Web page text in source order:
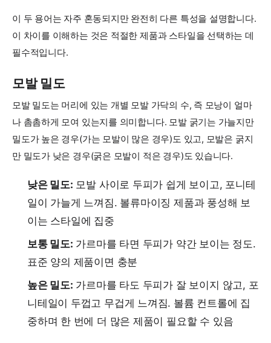
이 두 용어는 자주 혼동되지만 완전히 다른 특성을 설명합니다.
이 차이를 이해하는 것은 적절한 제품과 스타일을 선택하는 데
필수적입니다.
모발 밀도
모발 밀도는 머리에 있는 개별 모발 가닥의 수, 즉 모낭이 얼마
나 촘촘하게 모여 있는지를 의미합니다. 모발 굵기는 가늘지만
밀도가 높은 경우(가는 모발이 많은 경우)도 있고, 모발은 굵지
만 밀도가 낮은 경우(굵은 모발이 적은 경우)도 있습니다.
낮은 밀도: 모발 사이로 두피가 쉽게 보이고, 포니테
일이 가늘게 느껴짐. 볼류마이징 제품과 풍성해 보
이는 스타일에 집중
보통 밀도: 가르마를 타면 두피가 약간 보이는 정도.
표준 양의 제품이면 충분
높은 밀도: 가르마를 타도 두피가 잘 보이지 않고, 포
니테일이 두껍고 무겁게 느껴짐. 볼륨 컨트롤에 집
중하며 한 번에 더 많은 제품이 필요할 수 있음